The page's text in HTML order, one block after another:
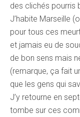
des clichés pourris
J’habite Marseille
pour tous ces
et jamais eu de
de bon sens mais
(remarque, ça fait
que les gens qui
J’y retourne en
tombe sur ces